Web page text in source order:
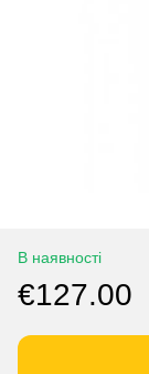
В наявності
€127.00